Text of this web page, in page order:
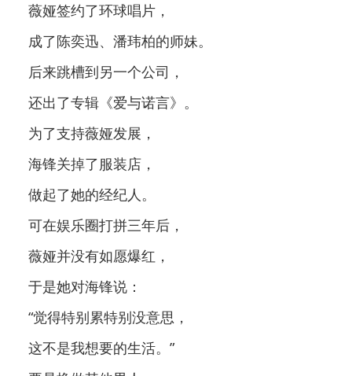
薇娅签约了环球唱片，
成了陈奕迅、潘玮柏的师妹。
后来跳槽到另一个公司，
还出了专辑《爱与诺言》。
为了支持薇娅发展，
海锋关掉了服装店，
做起了她的经纪人。
可在娱乐圈打拼三年后，
薇娅并没有如愿爆红，
于是她对海锋说：
“觉得特别累特别没意思，
这不是我想要的生活。”